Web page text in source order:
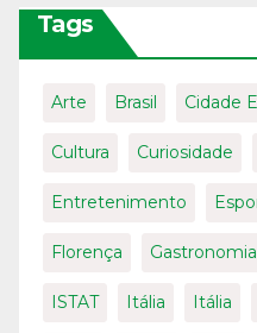
Tags
Arte Brasil Cidade
Cultura Curiosidade
Entretenimento
Florença Gastronomia
ISTAT Itália Itália